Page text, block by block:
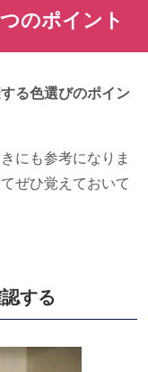
つのポイント
る色選びのポイン
にも参考になりま
ぜひ覚えておいて
する